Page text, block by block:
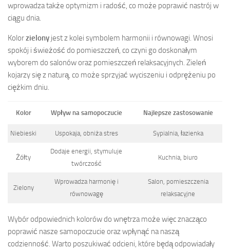
wprowadza także optymizm i radość, co może poprawić nastrój w
ciągu dnia.
Kolorzielony jest z kolei symbolem harmonii i równowagi. Wnosi
spokój i świeżość do pomieszczeń, co czyni go doskonałym
wyborem do salonów oraz pomieszczeń relaksacyjnych. Zieleń
kojarzy się z naturą, co może sprzyjać wyciszeniu i odprężeniu po
ciężkim dniu.
Kolor Wpływ na samopoczucie Najlepsze zastosowanie
Niebieski Uspokaja, obniża stres Sypialnia, łazienka
Żółty
Dodaje energii, stymuluje
twórczość
Kuchnia, biuro
Zielony
Wprowadza harmonię i
równowagę
Salon, pomieszczenia
relaksacyjne
Wybór odpowiednich kolorów do wnętrza może więc znacząco
poprawić nasze samopoczucie oraz wpłynąć na naszą
codzienność. Warto poszukiwać odcieni, które będą odpowiadały